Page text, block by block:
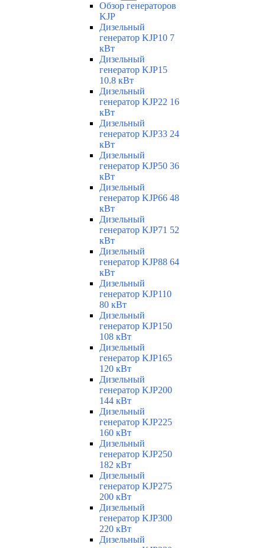
Обзор генераторов
KJP
Дизельный
генератор KJP10 7
кВт
Дизельный
генератор KJP15
10.8 кВт
Дизельный
генератор KJP22 16
кВт
Дизельный
генератор KJP33 24
кВт
Дизельный
генератор KJP50 36
кВт
Дизельный
генератор KJP66 48
кВт
Дизельный
генератор KJP71 52
кВт
Дизельный
генератор KJP88 64
кВт
Дизельный
генератор KJP110
80 кВт
Дизельный
генератор KJP150
108 кВт
Дизельный
генератор KJP165
120 кВт
Дизельный
генератор KJP200
144 кВт
Дизельный
генератор KJP225
160 кВт
Дизельный
генератор KJP250
182 кВт
Дизельный
генератор KJP275
200 кВт
Дизельный
генератор KJP300
220 кВт
Дизельный